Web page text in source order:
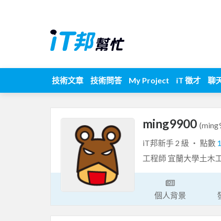
技術文章 技術問答 My Project iT 徵才 聊
ming9900
iT邦新手 2 級 ‧ 點數
工程師 宜蘭大學土木
個人背景